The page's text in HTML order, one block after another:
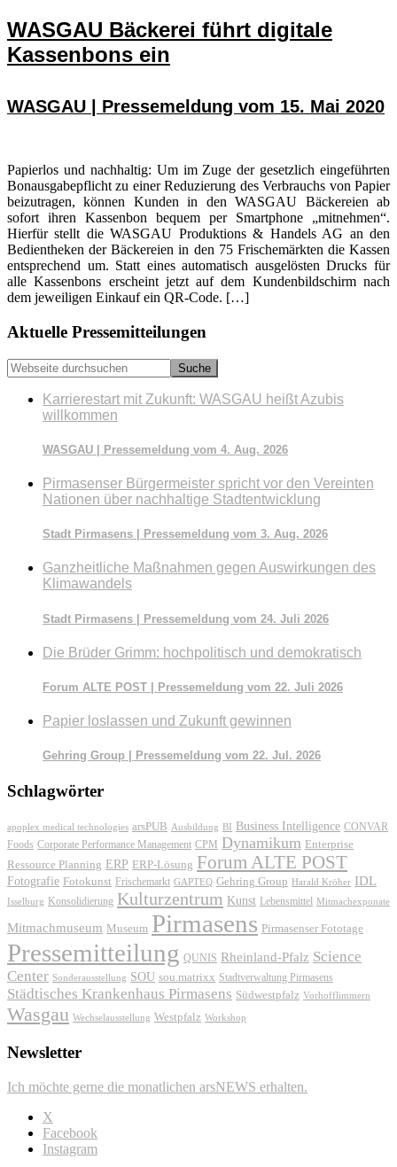
WASGAU Bäckerei führt digitale
Kassenbons ein
WASGAU | Pressemeldung vom 15. Mai 2020
Papierlos und nachhaltig: Um im Zuge der gesetzlich eingeführten
Bonausgabepflicht zu einer Reduzierung des Verbrauchs von Papier
beizutragen, können Kunden in den WASGAU Bäckereien ab
sofort ihren Kassenbon bequem per Smartphone „mitnehmen“.
Hierfür stellt die WASGAU Produktions & Handels AG an den
Bedientheken der Bäckereien in den 75 Frischemärkten die Kassen
entsprechend um. Statt eines automatisch ausgelösten Drucks für
alle Kassenbons erscheint jetzt auf dem Kundenbildschirm nach
dem jeweiligen Einkauf ein QR-Code. […]
Seitenspalte
Aktuelle Pressemitteilungen
Webseite
durchsuchen
Karrierestart mit Zukunft: WASGAU heißt Azubis
willkommen
WASGAU | Pressemeldung vom 4. Aug. 2026
Pirmasenser Bürgermeister spricht vor den Vereinten
Nationen über nachhaltige Stadtentwicklung
Stadt Pirmasens | Pressemeldung vom 3. Aug. 2026
Ganzheitliche Maßnahmen gegen Auswirkungen des
Klimawandels
Stadt Pirmasens | Pressemeldung vom 24. Juli 2026
Die Brüder Grimm: hochpolitisch und demokratisch
Forum ALTE POST | Pressemeldung vom 22. Juli 2026
Papier loslassen und Zukunft gewinnen
Gehring Group | Pressemeldung vom 22. Jul. 2026
Schlagwörter
apoplex medical technologies arsPUB Ausbildung BI Business Intelligence CONVAR
Foods Corporate Performance Management CPM Dynamikum Enterprise
Ressource Planning ERP ERP-Lösung Forum ALTE POST
Fotografie Fotokunst Frischemarkt GAPTEQ Gehring Group Harald Kröher IDL
Isselburg Konsolidierung Kulturzentrum Kunst Lebensmittel Mitmachexponate
Mitmachmuseum Museum Pirmasens Pirmasenser Fototage
Pressemitteilung QUNIS Rheinland-Pfalz Science
Center Sonderausstellung SOU sou.matrixx Stadtverwaltung Pirmasens
Städtisches Krankenhaus Pirmasens Südwestpfalz Vorhofflimmern
Wasgau Wechselausstellung Westpfalz Workshop
Newsletter
Ich möchte gerne die monatlichen arsNEWS erhalten.
X
Facebook
Instagram